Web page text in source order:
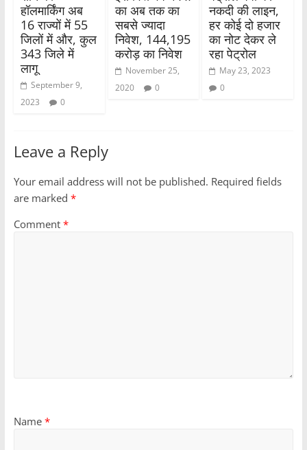
हॉलमार्किंग अब
16 राज्यों में 55
जिलों में और, कुल
343 जिले में
लागू
September 9,
2023
0
का अब तक का
सबसे ज्यादा
निवेश, 144,195
करोड़ का निवेश
November 25,
2020
0
नकदी की लाइन,
हर कोई दो हजार
का नोट देकर ले
रहा पेट्रोल
May 23, 2023
0
Leave a Reply
Your email address will not be published. Required fields
are marked *
Comment *
Name *